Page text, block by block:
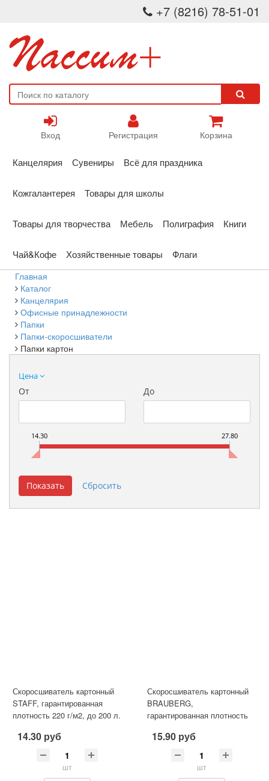
+7 (8216) 78-51-01
Вход Регистрация Корзина
Канцелярия Сувениры Всё для праздника
Кожгалантерея Товары для школы
Товары для творчества Мебель Полиграфия Книги
Чай&Кофе Хозяйственные товары Флаги
Главная
Каталог
Канцелярия
Офисные принадлежности
Папки
Папки-скоросшиватели
Папки картон
Цена
От До
14.30 27.80
Скоросшиватель картонный
STAFF, гарантированная
плотность 220 г/м2, до 200 л.
14.30 руб
шт
Скоросшиватель картонный
BRAUBERG,
гарантированная плотность
15.90 руб
шт